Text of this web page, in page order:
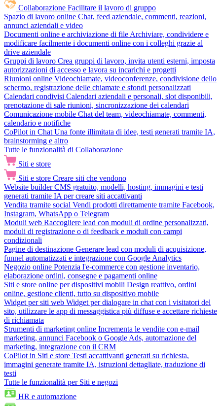
Collaborazione Facilitare il lavoro di gruppo
Spazio di lavoro online Chat, feed aziendale, commenti, reazioni,
annunci aziendali e video
Documenti online e archiviazione di file Archiviare, condividere e
modificare facilmente i documenti online con i colleghi grazie al
drive aziendale
Gruppi di lavoro Crea gruppi di lavoro, invita utenti esterni, imposta
autorizzazioni di accesso e lavora su incarichi e progetti
Riunioni online Videochiamate, videoconferenze, condivisione dello
schermo, registrazione delle chiamate e sfondi personalizzati
Calendari condivisi Calendari aziendali e personali, slot disponibili,
prenotazione di sale riunioni, sincronizzazione dei calendari
Comunicazione mobile Chat del team, videochiamate, commenti,
calendario e notifiche
CoPilot in Chat Una fonte illimitata di idee, testi generati tramite IA,
brainstorming e altro
Tutte le funzionalità di Collaborazione
Siti e store
Siti e store Creare siti che vendono
Website builder CMS gratuito, modelli, hosting, immagini e testi
generati tramite IA per creare siti accattivanti
Vendita tramite social Vendi prodotti direttamente tramite Facebook,
Instagram, WhatsApp o Telegram
Moduli web Raccogliere lead con moduli di ordine personalizzati,
moduli di registrazione o di feedback e moduli con campi
condizionali
Pagine di destinazione Generare lead con moduli di acquisizione,
funnel automatizzati e integrazione con Google Analytics
Negozio online Potenzia l'e-commerce con gestione inventario,
elaborazione ordini, consegne e pagamenti online
Siti e store online per dispositivi mobili Design reattivo, ordini
online, gestione clienti, tutto su dispositivo mobile
Widget per siti web Widget per dialogare in chat con i visitatori del
sito, utilizzare le app di messaggistica più diffuse e accettare richieste
di richiamata
Strumenti di marketing online Incrementa le vendite con e-mail
marketing, annunci Facebook o Google Ads, automazione del
marketing, integrazione con il CRM
CoPilot in Siti e store Testi accattivanti generati su richiesta,
immagini generate tramite IA, istruzioni dettagliate, traduzione di
testi
Tutte le funzionalità per Siti e negozi
HR e automazione